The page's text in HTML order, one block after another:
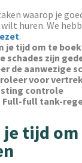
waarop je
huren. We
.
je tijd om te
schades zijn
de aanwezige
voor
controle
Full-full tank-
je tijd